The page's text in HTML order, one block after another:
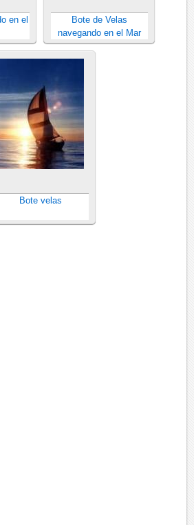
en el
Bote de Velas
navegando en el Mar
Bote velas